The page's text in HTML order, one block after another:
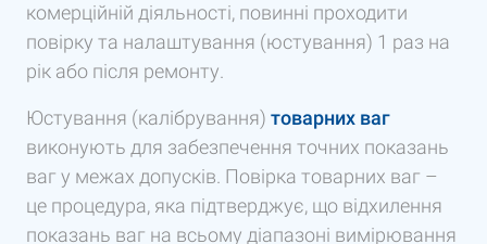
комерційній діяльності, повинні проходити
повірку та налаштування (юстування) 1 раз на
рік або після ремонту.
Юстування (калібрування) товарних ваг
виконують для забезпечення точних показань
ваг у межах допусків. Повірка товарних ваг –
це процедура, яка підтверджує, що відхилення
показань ваг на всьому діапазоні вимірювання